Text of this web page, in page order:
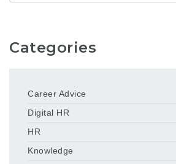
Categories
Career Advice
Digital HR
HR
Knowledge